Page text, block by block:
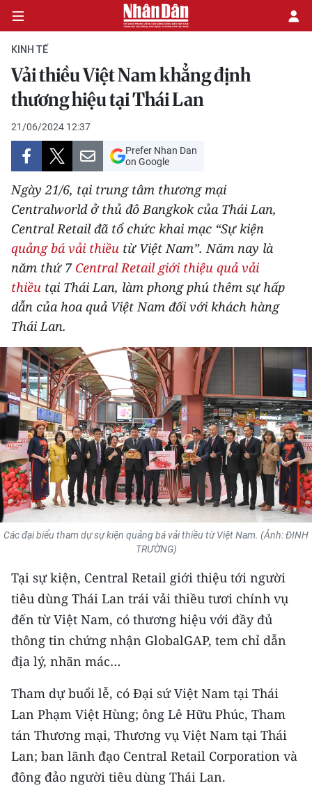
CHÍNH TRỊ
KINH TẾ
VĂN HÓA
XÃ HỘI
PHÁP LUẬT
DU LỊCH
THẾ GIỚI
THỂ THAO
GIÁO DỤC
Y TẾ
KHOA HỌC - CÔNG NGHỆ
MÔI TRƯỜNG
BẠN ĐỌC
KIỂM CHỨNG THÔNG TIN
54 DÂN TỘC VIỆT NAM
CHƯƠNG TRÌNH OCOP - MỖI XÃ
MỘT SẢN PHẨM
RADIO
MEDIA CENTER
E-Magazine
Video
KINH TẾ
Vải thiều Việt Nam khẳng định
thương hiệu tại Thái Lan
21/06/2024 12:37
Prefer Nhan Dan
on Google
Ngày 21/6, tại trung tâm thương mại
Centralworld ở thủ đô Bangkok của Thái Lan,
Central Retail đã tổ chức khai mạc “Sự kiện
quảng bá vải thiều từ Việt Nam”. Năm nay là
năm thứ 7 Central Retail giới thiệu quả vải
thiều tại Thái Lan, làm phong phú thêm sự hấp
dẫn của hoa quả Việt Nam đối với khách hàng
Thái Lan.
Các đại biểu tham dự sự kiện quảng bá vải thiều từ Việt Nam. (Ảnh: ĐINH
TRƯỜNG)
Tại sự kiện, Central Retail giới thiệu tới người
tiêu dùng Thái Lan trái vải thiều tươi chính vụ
đến từ Việt Nam, có thương hiệu với đầy đủ
thông tin chứng nhận GlobalGAP, tem chỉ dẫn
địa lý, nhãn mác…
Tham dự buổi lễ, có Đại sứ Việt Nam tại Thái
Lan Phạm Việt Hùng; ông Lê Hữu Phúc, Tham
tán Thương mại, Thương vụ Việt Nam tại Thái
Lan; ban lãnh đạo Central Retail Corporation và
đông đảo người tiêu dùng Thái Lan.